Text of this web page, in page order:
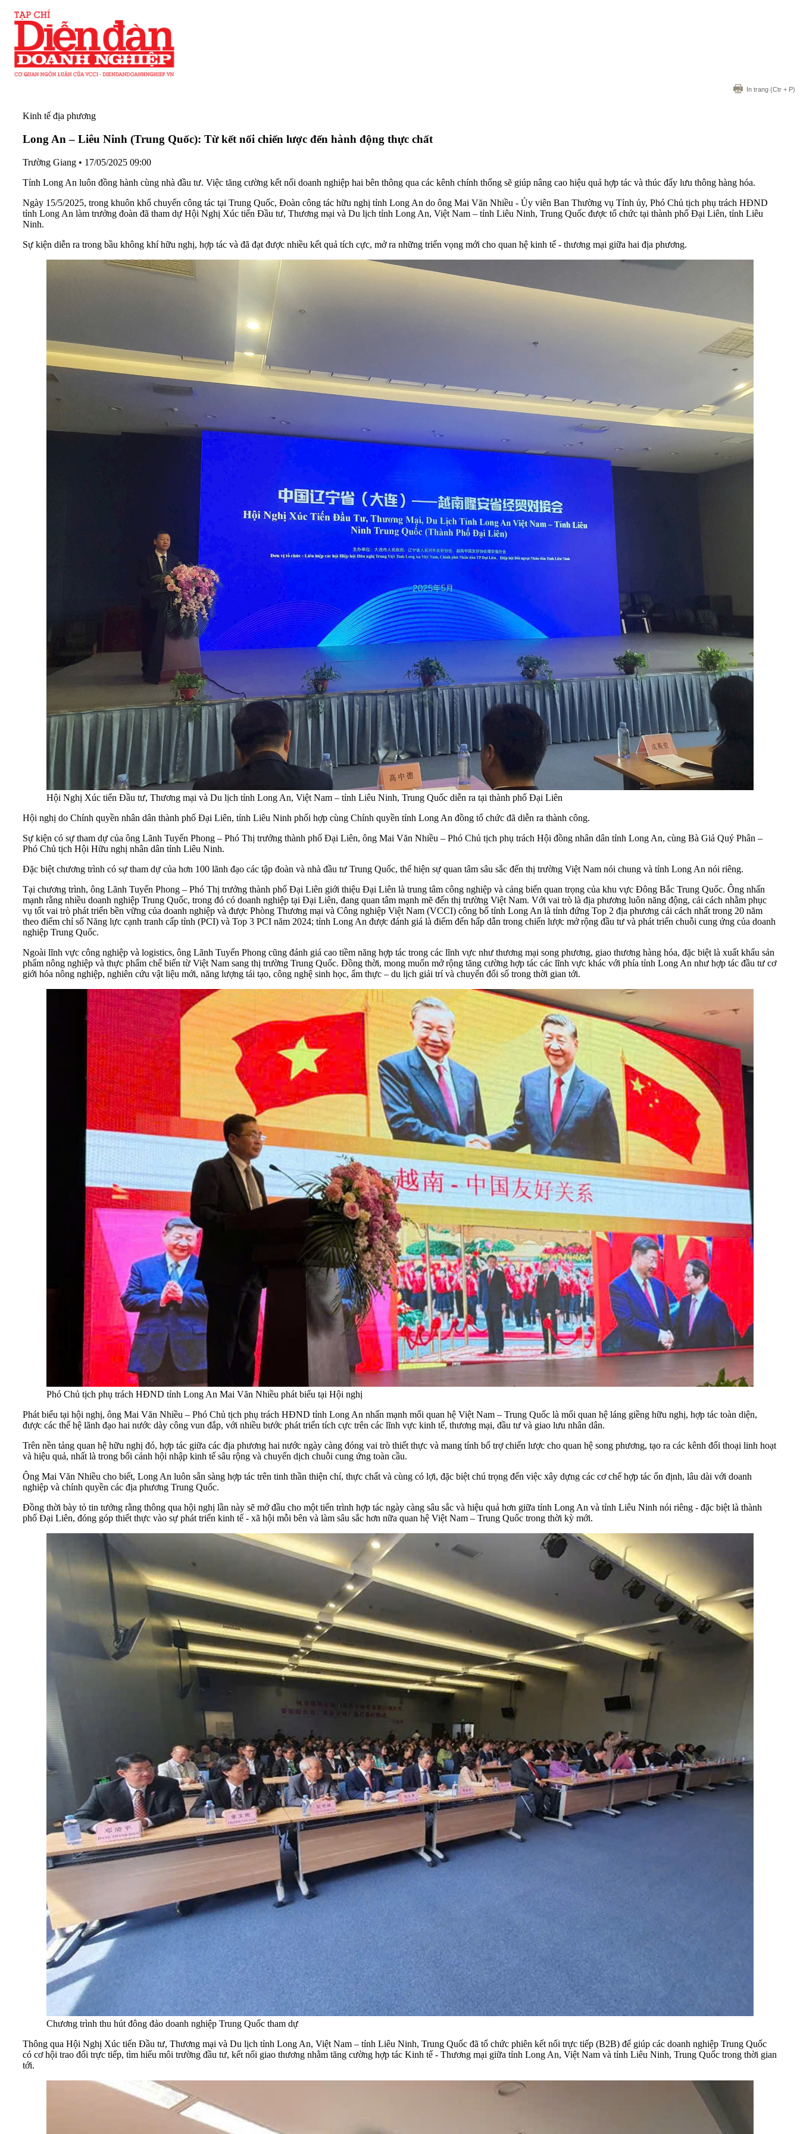
In trang (Ctr + P)
Kinh tế địa phương
Long An – Liêu Ninh (Trung Quốc): Từ kết nối chiến lược đến hành động thực chất
Trường Giang • 17/05/2025 09:00
Tỉnh Long An luôn đồng hành cùng nhà đầu tư. Việc tăng cường kết nối doanh nghiệp hai bên thông qua các kênh chính thống sẽ giúp nâng cao hiệu quả hợp tác và thúc đẩy lưu thông hàng hóa.
Ngày 15/5/2025, trong khuôn khổ chuyến công tác tại Trung Quốc, Đoàn công tác hữu nghị tỉnh Long An do ông Mai Văn Nhiều - Ủy viên Ban Thường vụ Tỉnh ủy, Phó Chủ tịch phụ trách HĐND
tỉnh Long An làm trưởng đoàn đã tham dự Hội Nghị Xúc tiến Đầu tư, Thương mại và Du lịch tỉnh Long An, Việt Nam – tỉnh Liêu Ninh, Trung Quốc được tổ chức tại thành phố Đại Liên, tỉnh Liêu
Ninh.
Sự kiện diễn ra trong bầu không khí hữu nghị, hợp tác và đã đạt được nhiều kết quả tích cực, mở ra những triển vọng mới cho quan hệ kinh tế - thương mại giữa hai địa phương.
Hội Nghị Xúc tiến Đầu tư, Thương mại và Du lịch tỉnh Long An, Việt Nam – tỉnh Liêu Ninh, Trung Quốc diễn ra tại thành phố Đại Liên
Hội nghị do Chính quyền nhân dân thành phố Đại Liên, tỉnh Liêu Ninh phối hợp cùng Chính quyền tỉnh Long An đồng tổ chức đã diễn ra thành công.
Sự kiện có sự tham dự của ông Lãnh Tuyến Phong – Phó Thị trưởng thành phố Đại Liên, ông Mai Văn Nhiều – Phó Chủ tịch phụ trách Hội đồng nhân dân tỉnh Long An, cùng Bà Giả Quý Phân –
Phó Chủ tịch Hội Hữu nghị nhân dân tỉnh Liêu Ninh.
Đặc biệt chương trình có sự tham dự của hơn 100 lãnh đạo các tập đoàn và nhà đầu tư Trung Quốc, thể hiện sự quan tâm sâu sắc đến thị trường Việt Nam nói chung và tỉnh Long An nói riêng.
Tại chương trình, ông Lãnh Tuyến Phong – Phó Thị trưởng thành phố Đại Liên giới thiệu Đại Liên là trung tâm công nghiệp và cảng biển quan trọng của khu vực Đông Bắc Trung Quốc. Ông nhấn
mạnh rằng nhiều doanh nghiệp Trung Quốc, trong đó có doanh nghiệp tại Đại Liên, đang quan tâm mạnh mẽ đến thị trường Việt Nam. Với vai trò là địa phương luôn năng động, cải cách nhằm phục
vụ tốt vai trò phát triển bền vững của doanh nghiệp và được Phòng Thương mại và Công nghiệp Việt Nam (VCCI) công bố tỉnh Long An là tỉnh đứng Top 2 địa phương cải cách nhất trong 20 năm
theo điểm chỉ số Năng lực cạnh tranh cấp tỉnh (PCI) và Top 3 PCI năm 2024; tỉnh Long An được đánh giá là điểm đến hấp dẫn trong chiến lược mở rộng đầu tư và phát triển chuỗi cung ứng của doanh
nghiệp Trung Quốc.
Ngoài lĩnh vực công nghiệp và logistics, ông Lãnh Tuyến Phong cũng đánh giá cao tiềm năng hợp tác trong các lĩnh vực như thương mại song phương, giao thương hàng hóa, đặc biệt là xuất khẩu sản
phẩm nông nghiệp và thực phẩm chế biến từ Việt Nam sang thị trường Trung Quốc. Đồng thời, mong muốn mở rộng tăng cường hợp tác các lĩnh vực khác với phía tỉnh Long An như hợp tác đầu tư cơ
giới hóa nông nghiệp, nghiên cứu vật liệu mới, năng lượng tái tạo, công nghệ sinh học, ẩm thực – du lịch giải trí và chuyển đổi số trong thời gian tới.
Phó Chủ tịch phụ trách HĐND tỉnh Long An Mai Văn Nhiều phát biểu tại Hội nghị
Phát biểu tại hội nghị, ông Mai Văn Nhiều – Phó Chủ tịch phụ trách HĐND tỉnh Long An nhấn mạnh mối quan hệ Việt Nam – Trung Quốc là mối quan hệ láng giềng hữu nghị, hợp tác toàn diện,
được các thế hệ lãnh đạo hai nước dày công vun đắp, với nhiều bước phát triển tích cực trên các lĩnh vực kinh tế, thương mại, đầu tư và giao lưu nhân dân.
Trên nền tảng quan hệ hữu nghị đó, hợp tác giữa các địa phương hai nước ngày càng đóng vai trò thiết thực và mang tính bổ trợ chiến lược cho quan hệ song phương, tạo ra các kênh đối thoại linh hoạt
và hiệu quả, nhất là trong bối cảnh hội nhập kinh tế sâu rộng và chuyển dịch chuỗi cung ứng toàn cầu.
Ông Mai Văn Nhiều cho biết, Long An luôn sẵn sàng hợp tác trên tinh thần thiện chí, thực chất và cùng có lợi, đặc biệt chú trọng đến việc xây dựng các cơ chế hợp tác ổn định, lâu dài với doanh
nghiệp và chính quyền các địa phương Trung Quốc.
Đồng thời bày tỏ tin tưởng rằng thông qua hội nghị lần này sẽ mở đầu cho một tiến trình hợp tác ngày càng sâu sắc và hiệu quả hơn giữa tỉnh Long An và tỉnh Liêu Ninh nói riêng - đặc biệt là thành
phố Đại Liên, đóng góp thiết thực vào sự phát triển kinh tế - xã hội mỗi bên và làm sâu sắc hơn nữa quan hệ Việt Nam – Trung Quốc trong thời kỳ mới.
Chương trình thu hút đông đảo doanh nghiệp Trung Quốc tham dự
Thông qua Hội Nghị Xúc tiến Đầu tư, Thương mại và Du lịch tỉnh Long An, Việt Nam – tỉnh Liêu Ninh, Trung Quốc đã tổ chức phiên kết nối trực tiếp (B2B) để giúp các doanh nghiệp Trung Quốc
có cơ hội trao đổi trực tiếp, tìm hiểu môi trường đầu tư, kết nối giao thương nhằm tăng cường hợp tác Kinh tế - Thương mại giữa tỉnh Long An, Việt Nam và tỉnh Liêu Ninh, Trung Quốc trong thời gian
tới.